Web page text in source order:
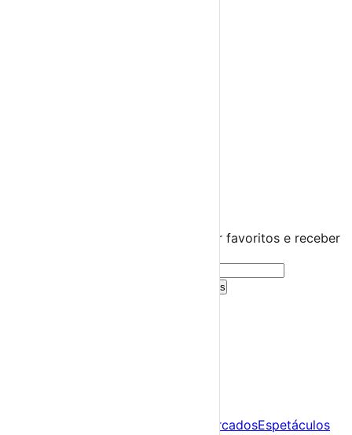
Cria uma conta gratuita para guardar favoritos e receber
Criar Conta Grátis
Feiras e MercadosEspetáculos